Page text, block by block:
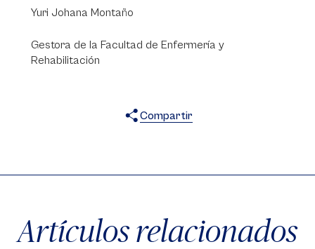
Yuri Johana Montaño
Gestora de la Facultad de Enfermería y
Rehabilitación
Compartir
Artículos relacionados